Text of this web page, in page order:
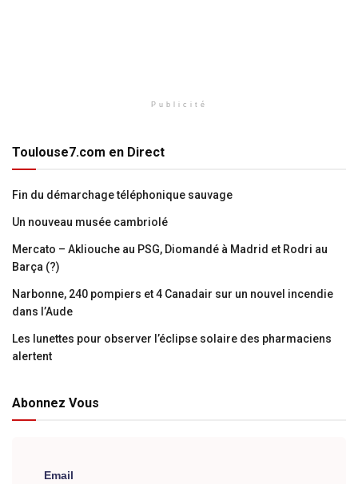
Publicité
Toulouse7.com en Direct
Fin du démarchage téléphonique sauvage
Un nouveau musée cambriolé
Mercato – Akliouche au PSG, Diomandé à Madrid et Rodri au
Barça (?)
Narbonne, 240 pompiers et 4 Canadair sur un nouvel incendie
dans l’Aude
Les lunettes pour observer l’éclipse solaire des pharmaciens
alertent
Abonnez Vous
Email